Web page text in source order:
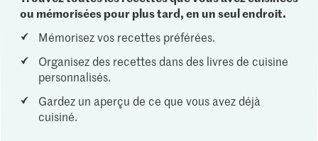
ou mémorisées pour plus tard, en un seul endroit.
Mémorisez vos recettes préférées.
Organisez des recettes dans des livres de cuisine
personnalisés.
Gardez un aperçu de ce que vous avez déjà
cuisiné.